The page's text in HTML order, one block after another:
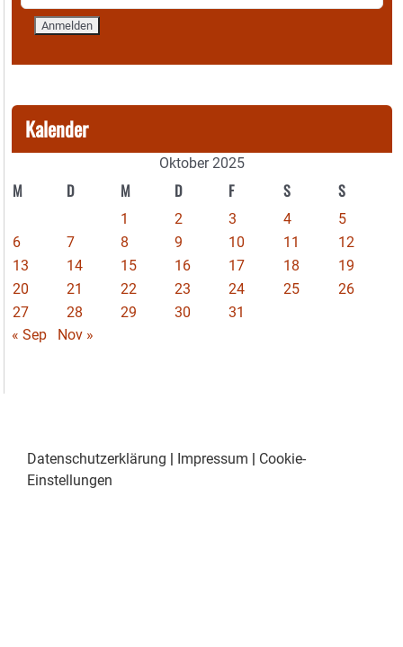
Kalender
Oktober 2025
M D M D F S S
1 2 3 4
5
6
7 8 9 10 11
12
13
14 15 16 17 18
19
20
21 22 23 24 25
26
27
28 29 30
31
« Sep
Nov »
Datenschutzerklärung | Impressum | Cookie-
Einstellungen